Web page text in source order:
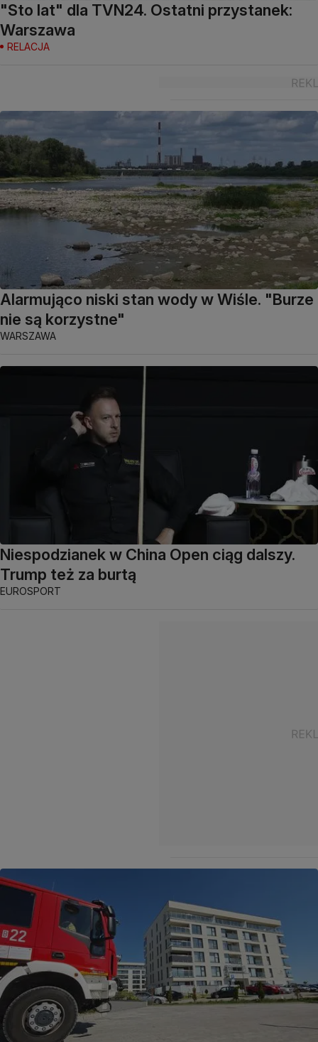
"Sto lat" dla TVN24. Ostatni przystanek:
Warszawa
RELACJA
Alarmująco niski stan wody w Wiśle. "Burze
nie są korzystne"
WARSZAWA
Niespodzianek w China Open ciąg dalszy.
Trump też za burtą
EUROSPORT